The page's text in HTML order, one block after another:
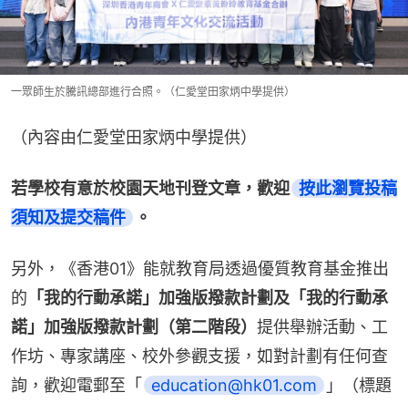
一眾師生於騰訊總部進行合照。（仁愛堂田家炳中學提供）
（內容由仁愛堂田家炳中學提供）
若學校有意於校園天地刊登文章，歡迎 按此瀏覽投稿
須知及提交稿件
。
另外，《香港01》能就教育局透過優質教育基金推出
的 「我的行動承諾」加強版撥款計劃及「我的行動承
諾」加強版撥款計劃（第二階段） 提供舉辦活動、工
作坊、專家講座、校外參觀支援，如對計劃有任何查
詢，歡迎電郵至「 education@hk01.com
」（標題